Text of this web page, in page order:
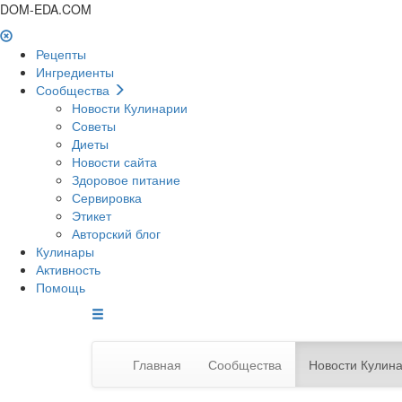
DOM-EDA.COM
Рецепты
Ингредиенты
Сообщества
Новости Кулинарии
Советы
Диеты
Новости сайта
Здоровое питание
Сервировка
Этикет
Авторский блог
Кулинары
Активность
Помощь
Главная Сообщества Новости